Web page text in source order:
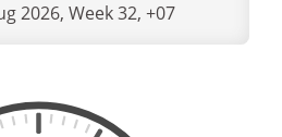
2026, Week 32, +07